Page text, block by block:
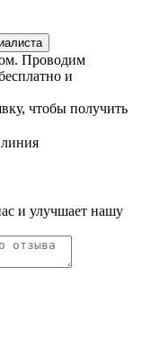
Проводим
и
чтобы получить
линия
и улучшает нашу